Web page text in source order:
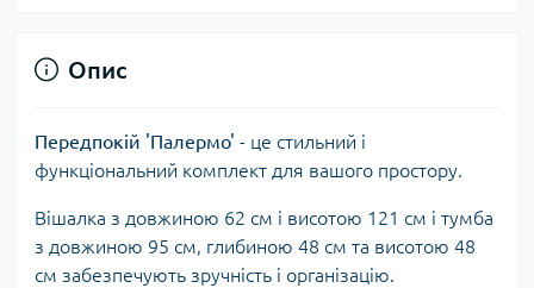
Опис
Передпокій 'Палермо' - це стильний і
функціональний комплект для вашого простору.
Вішалка з довжиною 62 см і висотою 121 см і тумба
з довжиною 95 см, глибиною 48 см та висотою 48
см забезпечують зручність і організацію.